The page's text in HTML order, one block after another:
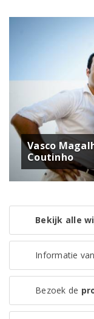
Vasco
Coutinho
Bekijk alle
Informatie
Bezoek de